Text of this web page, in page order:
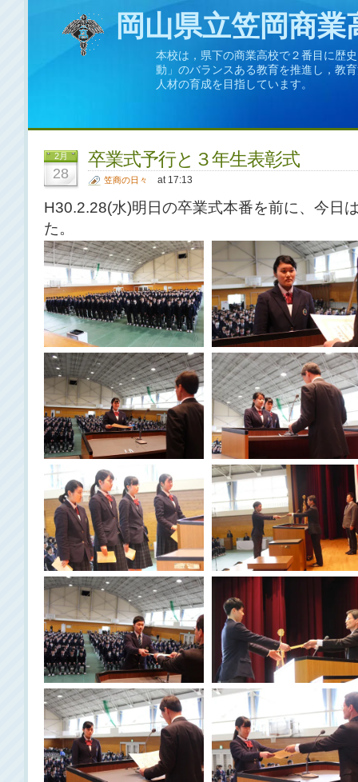
岡山県立笠岡商業
本校は，県下の商業高校で２番目に歴
動」のバランスある教育を推進し，教
人材の育成を目指しています。
2月
28
卒業式予行と３年生表彰式
at 17:13
笠商の日々
H30.2.28(水)明日の卒業式本番を前に、今日
た。